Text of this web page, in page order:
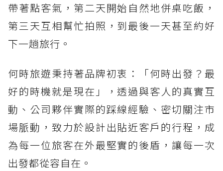
帶著點客氣，第二天開始自然地併桌吃飯，
第三天互相幫忙拍照，到最後一天甚至約好
下一趟旅行。
何時旅遊秉持著品牌初衷：「何時出發？最
好的時機就是現在」，透過與客人的真實互
動、公司夥伴實際的踩線經驗、密切關注市
場脈動，致力於設計出貼近客戶的行程，成
為每一位旅客在外最堅實的後盾，讓每一次
出發都從容自在。